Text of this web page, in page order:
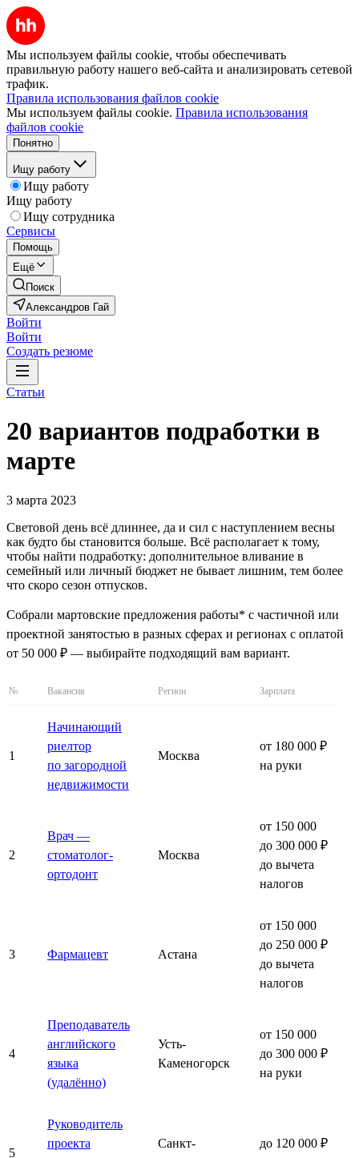
Мы используем файлы cookie, чтобы обеспечивать
правильную работу нашего веб-сайта и анализировать сетевой
трафик.
Правила использования файлов cookie
Мы используем файлы cookie. Правила использования
файлов cookie
Понятно
Ищу работу
Ищу работу
Ищу работу
Ищу сотрудника
Сервисы
Помощь
Ещё
Поиск
Александров Гай
Войти
Войти
Создать резюме
Статьи
20 вариантов подработки в
марте
3 марта 2023
Световой день всё длиннее, да и сил с наступлением весны
как будто бы становится больше. Всё располагает к тому,
чтобы найти подработку: дополнительное вливание в
семейный или личный бюджет не бывает лишним, тем более
что скоро сезон отпусков.
Собрали мартовские предложения работы* с частичной или
проектной занятостью в разных сферах и регионах с оплатой
от 50 000 ₽ — выбирайте подходящий вам вариант.
№ Вакансия Регион Зарплата
1
Начинающий
риелтор
по загородной
недвижимости
Москва
от 180 000 ₽
на руки
2
Врач —
стоматолог-
ортодонт
Москва
от 150 000
до 300 000 ₽
до вычета
налогов
3 Фармацевт Астана
от 150 000
до 250 000 ₽
до вычета
налогов
4
Преподаватель
английского
языка
(удалённо)
Усть-
Каменогорск
от 150 000
до 300 000 ₽
на руки
5
Руководитель
проекта
Санкт-
до 120 000 ₽